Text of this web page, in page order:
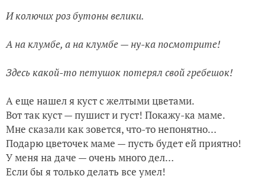
И колючих роз бутоны велики.
А на клумбе, а на клумбе — ну-ка посмотрите!
Здесь какой-то петушок потерял свой гребешок!
А еще нашел я куст с желтыми цветами.
Вот так куст — пушист и густ! Покажу-ка маме.
Мне сказали как зовется, что-то непонятно…
Подарю цветочек маме — пусть будет ей приятно!
У меня на даче — очень много дел…
Если бы я только делать все умел!